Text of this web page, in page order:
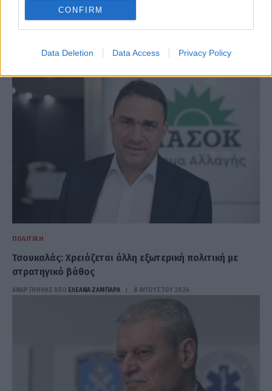
CONFIRM
Data Deletion Data Access Privacy Policy
ΠΟΛΙΤΙΚΉ
Σκέρτσος: Χωρίς ουσιαστικά επιχειρήματα η απάντηση
ΑΝΑΡΤΗΘΗΚΕ ΑΠΟΕΛΕΑΝΑ ΖΑΜΠΑΡΑ 8 ΑΥΓΟΎΣΤΟΥ 2026
ΠΟΛΙΤΙΚΉ
Τσουκαλάς: Xρειάζεται άλλη εξωτερική πολιτική με
στρατηγικό βάθος
ΑΝΑΡΤΗΘΗΚΕ ΑΠΟ ΕΛΕΑΝΑ ΖΑΜΠΑΡΑ 8 ΑΥΓΟΎΣΤΟΥ 2026